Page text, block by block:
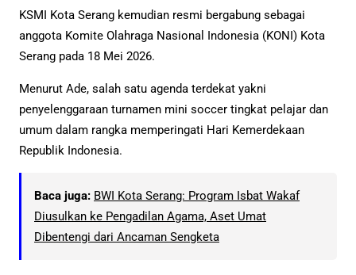
KSMI Kota Serang kemudian resmi bergabung sebagai
anggota Komite Olahraga Nasional Indonesia (KONI) Kota
Serang pada 18 Mei 2026.
Menurut Ade, salah satu agenda terdekat yakni
penyelenggaraan turnamen mini soccer tingkat pelajar dan
umum dalam rangka memperingati Hari Kemerdekaan
Republik Indonesia.
Baca juga: BWI Kota Serang: Program Isbat Wakaf
Diusulkan ke Pengadilan Agama, Aset Umat
Dibentengi dari Ancaman Sengketa